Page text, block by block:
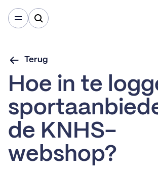
Terug
Hoe in te
de KNHS-
webshop?